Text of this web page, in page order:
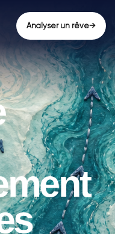
Analyser un rêve→